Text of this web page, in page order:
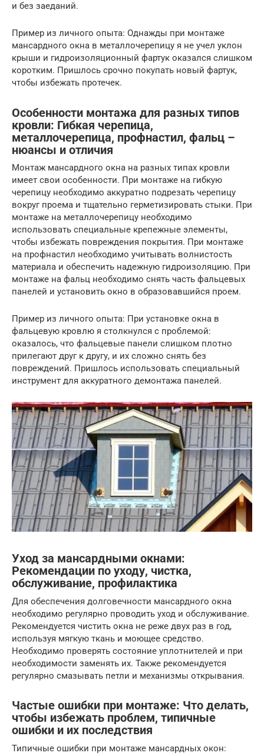
и без заеданий.
Пример из личного опыта: Однажды при монтаже
мансардного окна в металлочерепицу я не учел уклон
крыши и гидроизоляционный фартук оказался слишком
коротким. Пришлось срочно покупать новый фартук,
чтобы избежать протечек.
Особенности монтажа для разных типов
кровли: Гибкая черепица,
металлочерепица, профнастил, фальц –
нюансы и отличия
Монтаж мансардного окна на разных типах кровли
имеет свои особенности. При монтаже на гибкую
черепицу необходимо аккуратно подрезать черепицу
вокруг проема и тщательно герметизировать стыки. При
монтаже на металлочерепицу необходимо
использовать специальные крепежные элементы,
чтобы избежать повреждения покрытия. При монтаже
на профнастил необходимо учитывать волнистость
материала и обеспечить надежную гидроизоляцию. При
монтаже на фальц необходимо снять часть фальцевых
панелей и установить окно в образовавшийся проем.
Пример из личного опыта: При установке окна в
фальцевую кровлю я столкнулся с проблемой:
оказалось, что фальцевые панели слишком плотно
прилегают друг к другу, и их сложно снять без
повреждений. Пришлось использовать специальный
инструмент для аккуратного демонтажа панелей.
Уход за мансардными окнами:
Рекомендации по уходу, чистка,
обслуживание, профилактика
Для обеспечения долговечности мансардного окна
необходимо регулярно проводить уход и обслуживание.
Рекомендуется чистить окна не реже двух раз в год,
используя мягкую ткань и моющее средство.
Необходимо проверять состояние уплотнителей и при
необходимости заменять их. Также рекомендуется
регулярно смазывать петли и механизмы открывания.
Частые ошибки при монтаже: Что делать,
чтобы избежать проблем, типичные
ошибки и их последствия
Типичные ошибки при монтаже мансардных окон: